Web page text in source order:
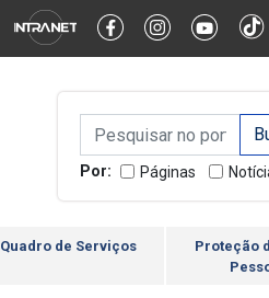
Alternar Alto Contraste Alternar
Campo de
Campo de Busca de informações
Por: Páginas
Quadro de Serviços
Proteção